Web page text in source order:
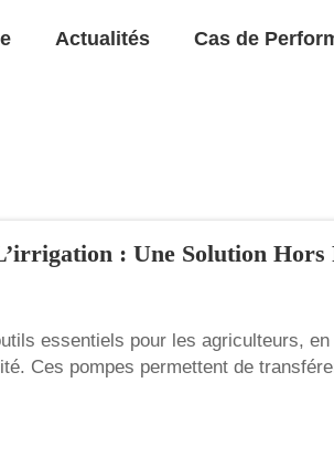
Actualités
Cas de
: Une Solution Hors
essentiels pour les agriculteurs,
Ces pompes permettent de
les champs où poussent les
à eau diesel peuvent délivrer...